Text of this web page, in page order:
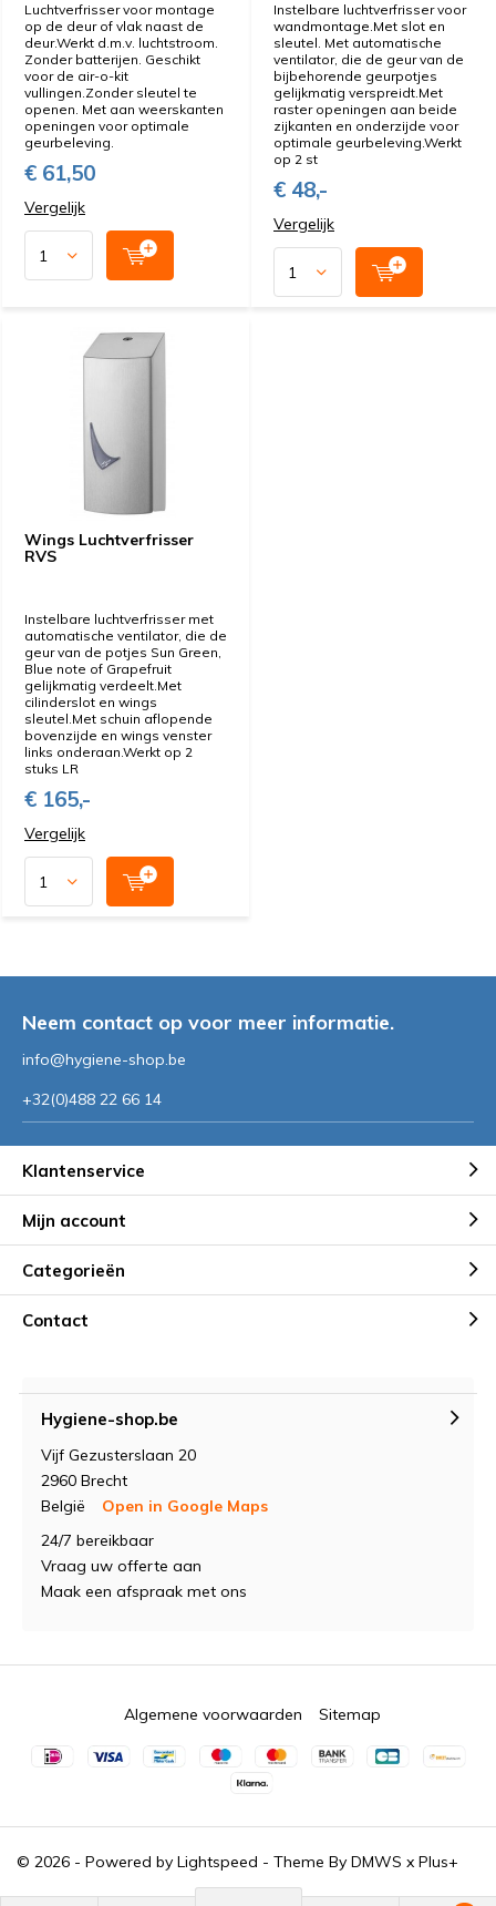
Luchtverfrisser voor montage
op de deur of vlak naast de
deur.Werkt d.m.v. luchtstroom.
Zonder batterijen. Geschikt
voor de air-o-kit
vullingen.Zonder sleutel te
openen. Met aan weerskanten
openingen voor optimale
geurbeleving.
€ 61,50
Vergelijk
Instelbare luchtverfrisser voor
wandmontage.Met slot en
sleutel. Met automatische
ventilator, die de geur van de
bijbehorende geurpotjes
gelijkmatig verspreidt.Met
raster openingen aan beide
zijkanten en onderzijde voor
optimale geurbeleving.Werkt
op 2 st
€ 48,-
Vergelijk
Wings Luchtverfrisser
RVS
Instelbare luchtverfrisser met
automatische ventilator, die de
geur van de potjes Sun Green,
Blue note of Grapefruit
gelijkmatig verdeelt.Met
cilinderslot en wings
sleutel.Met schuin aflopende
bovenzijde en wings venster
links onderaan.Werkt op 2
stuks LR
€ 165,-
Vergelijk
Neem contact op voor meer informatie.
info@hygiene-shop.be
+32(0)488 22 66 14
Klantenservice
Mijn account
Categorieën
Contact
Hygiene-shop.be
Vijf Gezusterslaan 20
2960 Brecht
België
Open in Google Maps
24/7 bereikbaar
Vraag uw offerte aan
Maak een afspraak met ons
© 2026 - Powered by Lightspeed - Theme By DMWS x Plus+
Algemene voorwaarden Sitemap